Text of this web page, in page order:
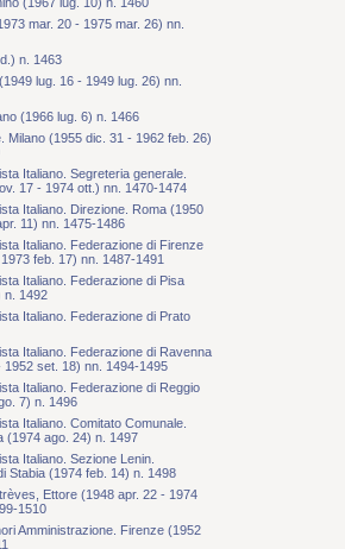
mar. 20 - 1975 mar. 26) nn.
n. 1463
lug. 16 - 1949 lug. 26) nn.
(1966 lug. 6) n. 1466
Milano (1955 dic. 31 - 1962 feb. 26)
Italiano. Segreteria generale.
17 - 1974 ott.) nn. 1470-1474
Italiano. Direzione. Roma (1950
11) nn. 1475-1486
Italiano. Federazione di Firenze
feb. 17) nn. 1487-1491
Italiano. Federazione di Pisa
n. 1492
Italiano. Federazione di Prato
Italiano. Federazione di Ravenna
1952 set. 18) nn. 1494-1495
Italiano. Federazione di Reggio
7) n. 1496
Italiano. Comitato Comunale.
(1974 ago. 24) n. 1497
Italiano. Sezione Lenin.
Stabia (1974 feb. 14) n. 1498
Ettore (1948 apr. 22 - 1974
1510
Amministrazione. Firenze (1952